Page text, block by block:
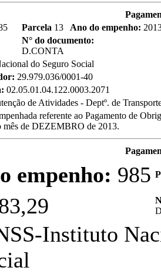
Parcela 13 Ano do empenho:
N° do documento:
D.CONTA
do Seguro Social
29.979.036/0001-40
02.05.01.04.122.0003.2071
de Atividades - Deptº. de
referente ao Pagamento de
mês de DEZEMBRO de 2013.
empenho: 985
Instituto